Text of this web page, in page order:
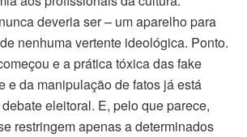
deveria ser – um aparelho para
nenhuma vertente ideológica. Ponto.
e a prática tóxica das fake
e da manipulação de fatos já está
eleitoral. E, pelo que parece,
restringem apenas a determinados